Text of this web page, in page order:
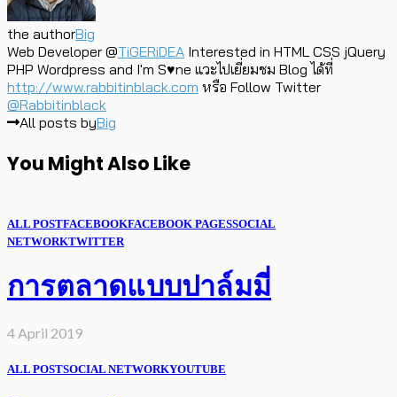
the authorBig
Web Developer @TiGERiDEA Interested in HTML CSS jQuery
PHP Wordpress and I'm S♥ne แวะไปเยี่ยมชม Blog ได้ที่
http://www.rabbitinblack.com หรือ Follow Twitter
@Rabbitinblack
All posts byBig
You Might Also Like
ALL POSTFACEBOOKFACEBOOK PAGESSOCIAL
NETWORKTWITTER
การตลาดแบบปาล์มมี่
4 April 2019
ALL POSTSOCIAL NETWORKYOUTUBE